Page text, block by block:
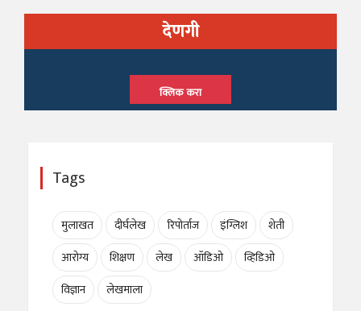
देणगी
क्लिक करा
Tags
मुलाखत दीर्घलेख रिपोर्ताज इंग्लिश
शेती
आरोग्य
शिक्षण लेख ऑडिओ
व्हिडिओ
विज्ञान
लेखमाला